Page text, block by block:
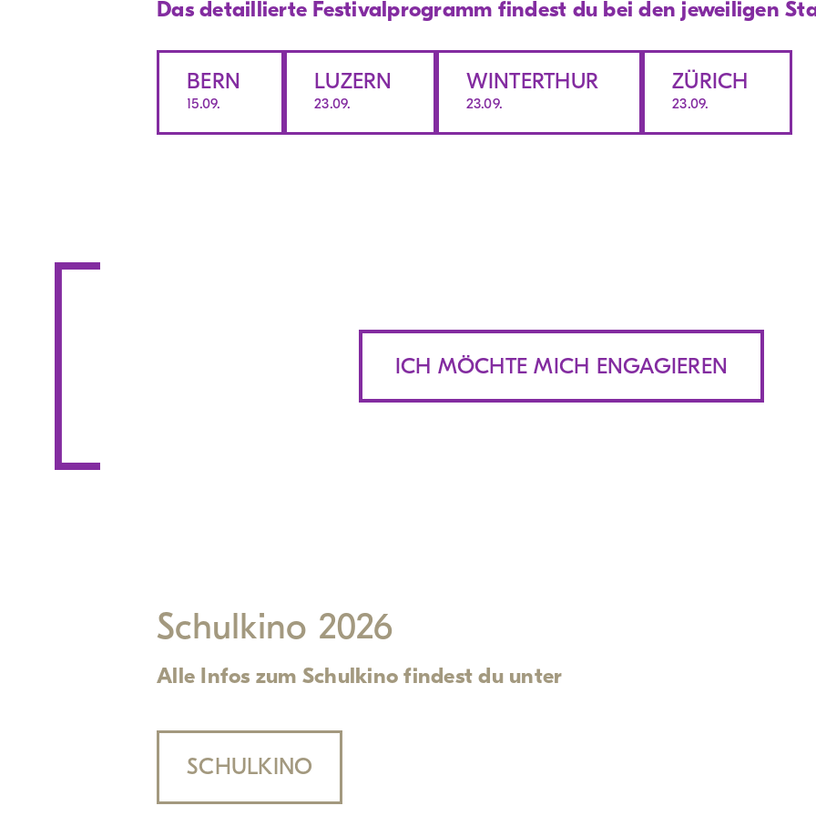
Das detaillierte Festivalprogramm findest du bei den jeweiligen
BERN
15.09.
LUZERN
23.09.
WINTERTHUR
23.09.
ZÜRICH
23.09.
ICH MÖCHTE MICH ENGAGIEREN
Schulkino 2026
Alle Infos zum Schulkino findest du unter
SCHULKINO